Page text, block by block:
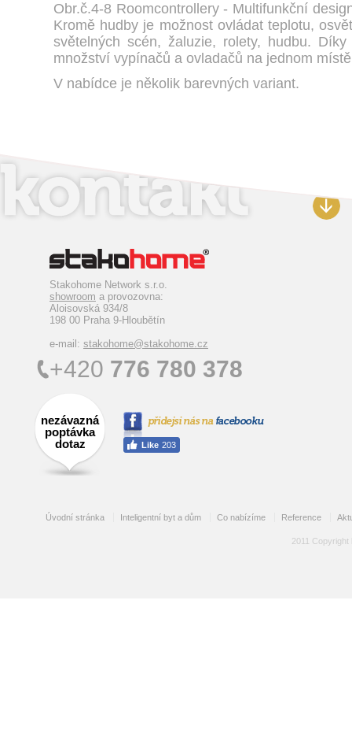
Obr.č.4-8 Roomcontrollery - Multifunkční
Kromě hudby je možnost ovládat teplotu,
světelných scén, žaluzie, rolety, hudbu. Díky
množství vypínačů a ovladačů na jednom
V nabídce je několik barevných variant.
Stakohome Network s.r.o.
showroom a provozovna:
Aloisovská 934/8
198 00 Praha 9-Hloubětín
e-mail: stakohome@stakohome.cz
+420 776 780 378
nezávazná
poptávka
dotaz
Úvodní stránka Inteligentní byt a dům Co nabízíme Reference
2011